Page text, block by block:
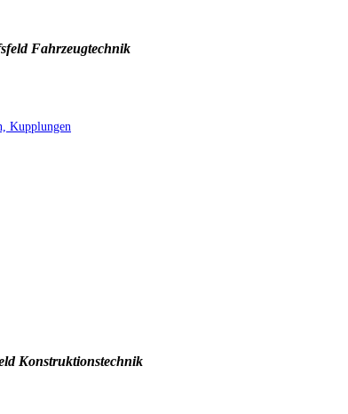
Fahrzeugtechnik
Kupplungen
Konstruktionstechnik